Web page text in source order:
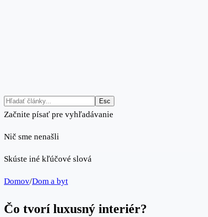
Esc
Začnite písať pre vyhľadávanie
Nič sme nenašli
Skúste iné kľúčové slová
Domov/Dom a byt
Čo tvorí luxusný interiér?